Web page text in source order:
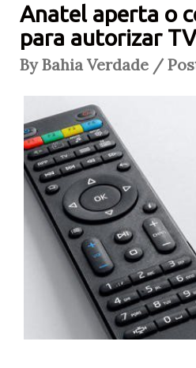
Anatel aperta o
para autorizar
By Bahia Verdade /